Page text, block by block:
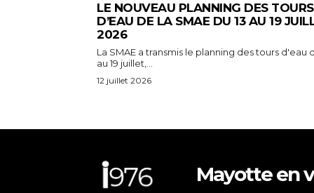
LE NOUVEAU PLANNING DES TOURS
D’EAU DE LA SMAE DU 13 AU 19
2026
La SMAE a transmis le planning des tours d'eau
au 19 juillet,...
12 juillet 2026